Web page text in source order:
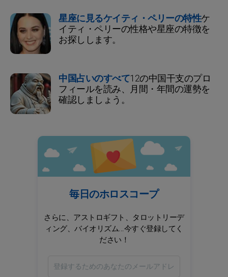
星座に見るケイティ・ペリーの特性ケ
イティ・ペリーの性格や星座の特徴を
お探しします。
中国占いのすべて12の中国干支のプロ
フィールを読み、月間・年間の運勢を
確認しましょう。
毎日のホロスコープ
さらに、アストロギフト、タロットリーデ
ィング、バイオリズム...今すぐ登録してく
ださい！